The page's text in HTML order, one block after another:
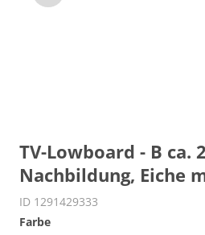
TV-Lowboard - B ca.
Nachbildung, Eiche
ID 1291429333
Farbe